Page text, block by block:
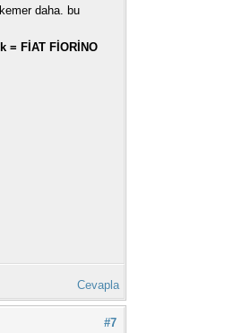
daha. bu
FİAT FİORİNO
Cevapla
#7